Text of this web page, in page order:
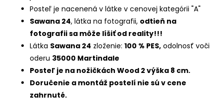
Posteľ je nacenená v látke v cenovej kategórii "A"
Sawana 24, látka na fotografii, odtieň na
fotografii sa môže líšiť od reality!!!
Látka Sawana 24 zloženie: 100 % PES, odolnosť voči
oderu 35000 Martindale
Posteľ je na nožičkách Wood 2 výška 8 cm.
Doručenie a montáž postelí nie sú v cene
zahrnuté.